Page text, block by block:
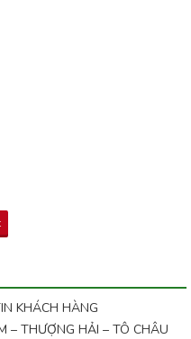
KHÁCH HÀNG
– THƯỢNG HẢI – TÔ CHÂU